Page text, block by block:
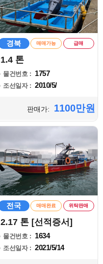
경북 매매가능 급매
1.4 톤
물건번호 : 1757
조선일자 : 2010/5/
판매가: 1100만원
전국 매매완료 위탁판매
2.17 톤 [선적증서]
물건번호 : 1634
조선일자 : 2021/5/14